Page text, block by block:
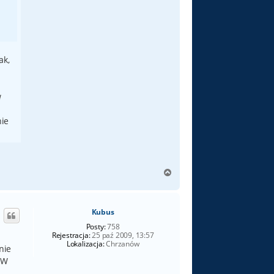
g
Kubus
Posty:758
Rejestracja:25 paź 2009, 13:57
Lokalizacja:Chrzanów